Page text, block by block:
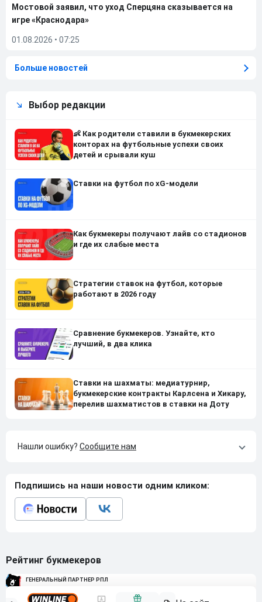
Мостовой заявил, что уход Сперцяна сказывается на
игре «Краснодара»
01.08.2026 • 07:25
Больше новостей
Выбор редакции
👶 Как родители ставили в букмекерских
конторах на футбольные успехи своих
детей и срывали куш
Ставки на футбол по xG-модели
Как букмекеры получают лайв со стадионов
и где их слабые места
Стратегии ставок на футбол, которые
работают в 2026 году
Сравнение букмекеров. Узнайте, кто
лучший, в два клика
Ставки на шахматы: медиатурнир,
букмекерские контракты Карлсена и Хикару,
перелив шахматистов в ставки на Доту
Нашли ошибку? Сообщите нам
Подпишись на наши новости одним кликом:
Рейтинг букмекеров
ГЕНЕРАЛЬНЫЙ ПАРТНЕР РПЛ